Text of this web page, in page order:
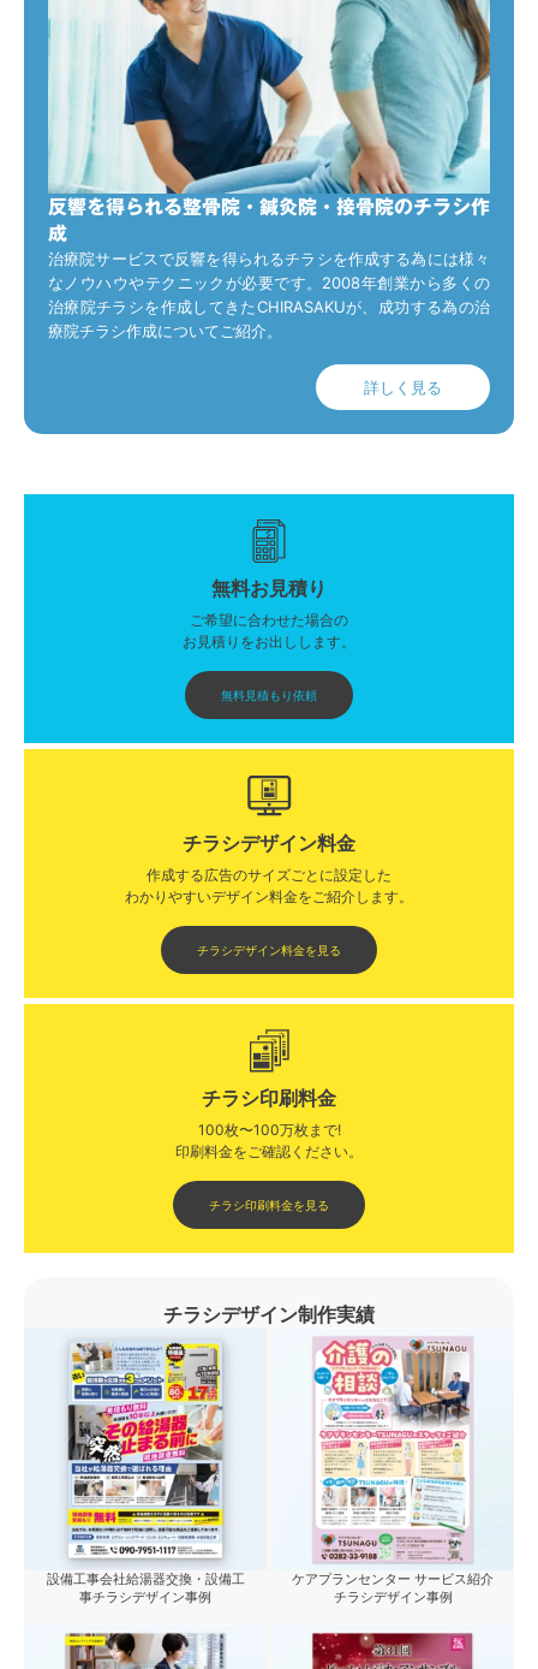
反響を得られる整骨院・鍼灸院・接骨院のチラシ作
成
治療院サービスで反響を得られるチラシを作成する為には様々
なノウハウやテクニックが必要です。2008年創業から多くの
治療院チラシを作成してきたCHIRASAKUが、成功する為の治
療院チラシ作成についてご紹介。
詳しく見る
無料お見積り
ご希望に合わせた場合の
お見積りをお出しします。
無料見積もり依頼
チラシデザイン料金
作成する広告のサイズごとに設定した
わかりやすいデザイン料金をご紹介します。​​
チラシデザイン料金を見る
チラシ印刷料金
100枚〜100万枚まで!
印刷料金をご確認ください。​
チラシ印刷料金を見る
チラシデザイン制作実績
設備工事会社給湯器交換・設備工
事チラシデザイン事例
ケアプランセンター サービス紹介
チラシデザイン事例